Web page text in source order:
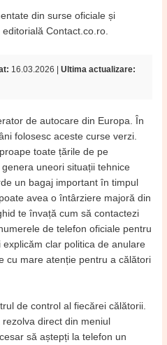
din surse oficiale și
Contact.co.ro.
16.03.2026 |Ultima actualizare:
de autocare din Europa. În
folosesc aceste curse verzi.
toate țările de pe
uneori situații tehnice
un bagaj important în timpul
avea o întârziere majoră din
te învață cum să contactezi
de telefon oficiale pentru
clar politica de anulare
cu mare atenție pentru a călători
de control al fiecărei călătorii.
direct din meniul
să aștepți la telefon un